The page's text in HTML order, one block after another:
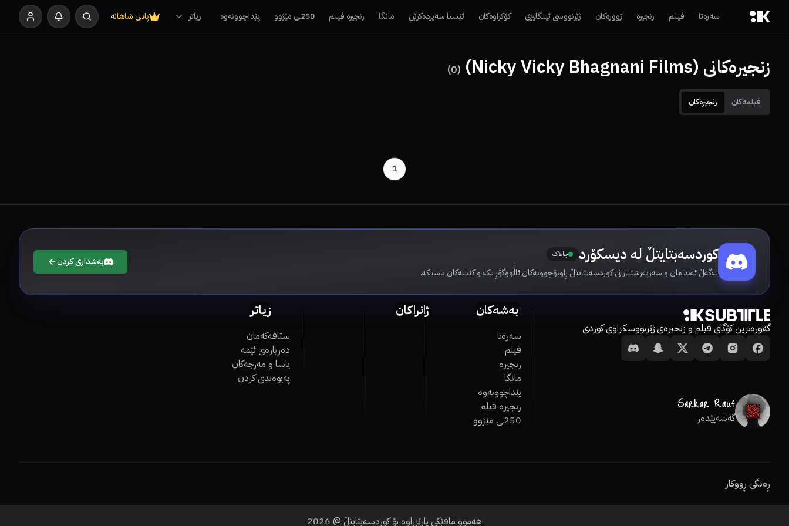
سەرەتا فیلم زنجیرە ژوورەکان ژێرنووسی ئینگلیزی کۆکراوەکان ئێستا سەیردەکرێن مانگا زنجیرە فیلم 250ـی مێژوو پێداچوونەوە زیاتر پلانی شاهانە
زنجیرەکانی (Nicky Vicky Bhagnani Films) (
0
)
فیلمەکان زنجیرەکان
1
کوردسەبتایتڵ لە دیسکۆرد چالاک
لەگەڵ ئەندامان و سەرپەرشتیارانی کوردسەبتایتڵ ڕاوبۆچوونەکان ئاڵووگۆڕ بکە و کێشەکان باسبکە.
بەشداری کردن
گەورەترین کۆگای فیلم و زنجیرەی ژێرنووسکراوی کوردی
گەشەپێدەر
بەشەکان
سەرەتا
فیلم
زنجیرە
مانگا
پێداچوونەوە
زنجیرە فیلم
250ـی مێژوو
ژانراکان زیاتر
ستافەکەمان
دەربارەی ئێمە
یاسا و مەرجەکان
پەیوەندی کردن
ڕەنگی ڕووکار
هەموو مافێکی پارێزراوە بۆ کوردسەبتایتڵ @ 2026